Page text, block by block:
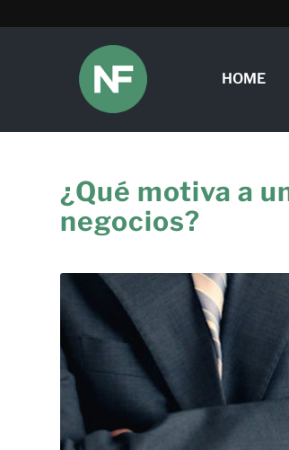
HOME
¿Qué motiva a
negocios?